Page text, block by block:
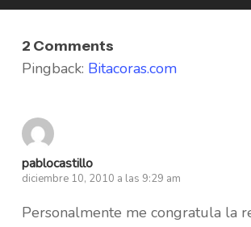
2 Comments
Pingback: Bitacoras.com
pablocastillo
diciembre 10, 2010 a las 9:29 am
Personalmente me congratula la